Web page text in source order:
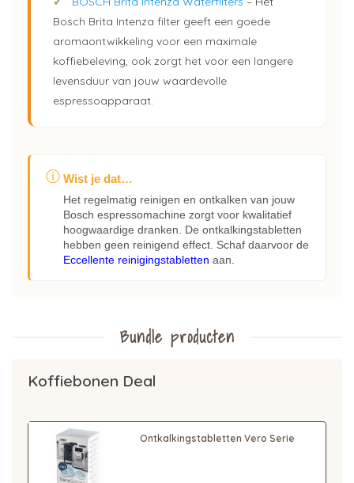
Bosch Brita Intenza filter geeft een goede
aromaontwikkeling voor een maximale
koffiebeleving, ook zorgt het voor een langere
levensduur van jouw waardevolle
espressoapparaat.
ⓘ Wist je dat…
Het regelmatig reinigen en ontkalken van jouw
Bosch espressomachine zorgt voor kwalitatief
hoogwaardige dranken. De ontkalkingstabletten
hebben geen reinigend effect. Schaf daarvoor de
Eccellente reinigingstabletten aan.
Bundle producten
Koffiebonen Deal
Ontkalkingstabletten Vero Serie